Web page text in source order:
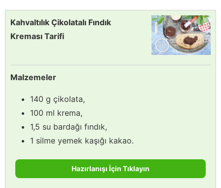
Kahvaltılık Çikolatalı Fındık
Kreması Tarifi
Malzemeler
140 g çikolata,
100 ml krema,
1,5 su bardağı fındık,
1 silme yemek kaşığı kakao.
Hazırlanışı İçin Tıklayın